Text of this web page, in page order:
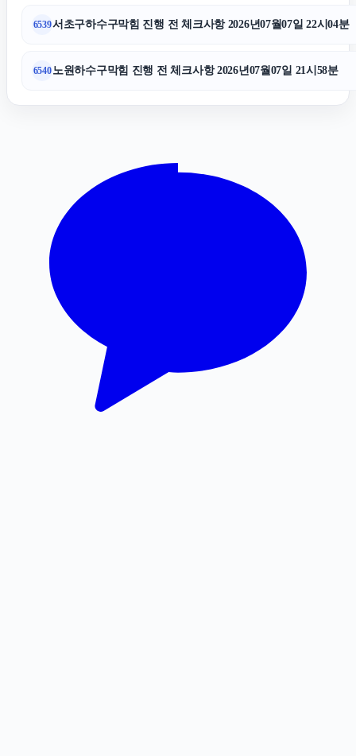
인스타그램 좋아요 구매
파양보호소
서울상간녀소송변호사
6539서초구하수구막힘 진행 전 체크사항 2026년07월07일 22시04분
6540노원하수구막힘 진행 전 체크사항 2026년07월07일 21시58분